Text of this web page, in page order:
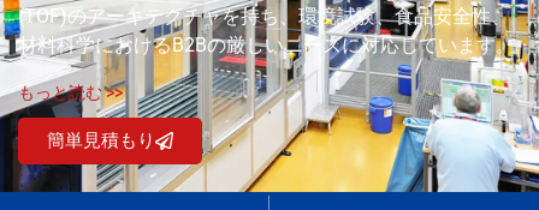
(TOF)のアーキテクチャを持ち、環境試験、食品安全性、
材料科学におけるB2Bの厳しいニーズに対応しています。.
もっと読む >>
簡単見積もり